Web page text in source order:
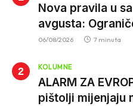
Nova pravila u
avgusta:
trotinetima i
06/08/2026 7 minuta
KOLUMNE
ALARM ZA
pištolji mijenjaju